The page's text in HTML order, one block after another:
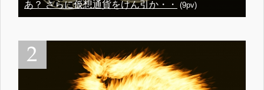
あ？ さらに仮想通貨をけん引か・・
(9pv)